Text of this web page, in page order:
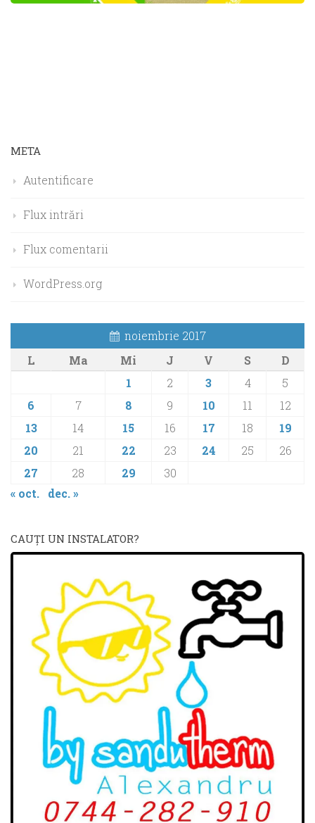
META
Autentificare
Flux intrări
Flux comentarii
WordPress.org
noiembrie 2017
L
Ma Mi J V S
D
1
2 3 4
5
6
7 8 9 10 11
12
13
14 15 16 17 18
19
20
21 22 23 24 25
26
27
28 29
30
« oct.
dec. »
CAUŢI UN INSTALATOR?